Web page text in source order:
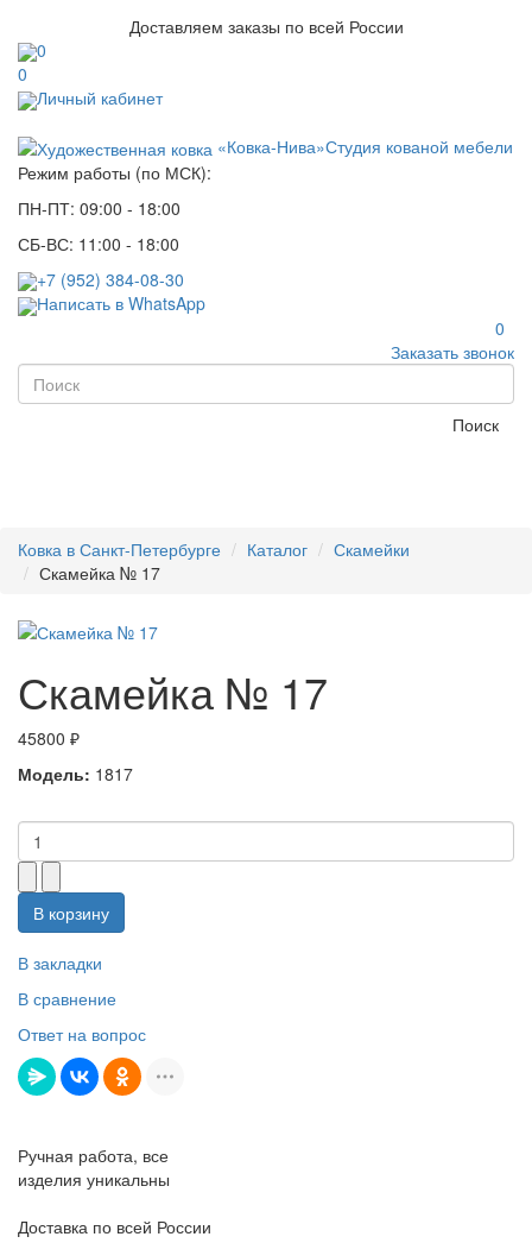
Доставляем заказы по всей России
0
0
Личный кабинет
«Ковка-Нива»Студия кованой мебели
Режим работы (по МСК):
ПН-ПТ: 09:00 - 18:00
СБ-ВС: 11:00 - 18:00
+7 (952) 384-08-30
Написать в WhatsApp
0
Заказать звонок
Поиск
Ковка в Санкт-Петербурге Каталог
Скамейки
Скамейка № 17
Скамейка № 17
45800 ₽
Модель: 1817
В корзину
В закладки
В сравнение
Ответ на вопрос
Ручная работа, все
изделия уникальны
Доставка по всей России